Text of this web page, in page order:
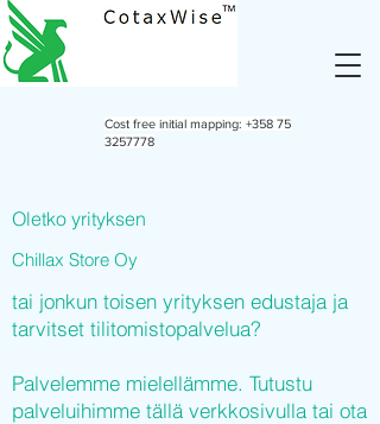
Cost free initial mapping: +358 75
3257778
Oletko yrityksen
Chillax Store Oy
tai jonkun toisen yrityksen edustaja ja
tarvitset tilitomistopalvelua?
Palvelemme mielellämme. Tutustu
palveluihimme tällä verkkosivulla tai ota